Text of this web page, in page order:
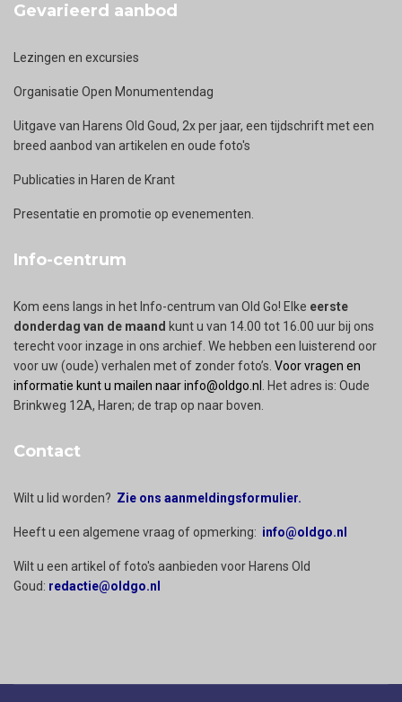
Gevarieerd aanbod
Lezingen en excursies
Organisatie Open Monumentendag
Uitgave van Harens Old Goud, 2x per jaar, een tijdschrift met een
breed aanbod van artikelen en oude foto's
Publicaties in Haren de Krant
Presentatie en promotie op evenementen.
Info-centrum
Kom eens langs in het Info-centrum van Old Go! Elke eerste
donderdag van de maand kunt u van 14.00 tot 16.00 uur bij ons
terecht voor inzage in ons archief. We hebben een luisterend oor
voor uw (oude) verhalen met of zonder foto’s. Voor vragen en
informatie kunt u mailen naar info@oldgo.nl . Het adres is: Oude
Brinkweg 12A, Haren; de trap op naar boven.
Contact
Wilt u lid worden? Zie ons aanmeldingsformulier.
Heeft u een algemene vraag of opmerking: info@oldgo.nl
Wilt u een artikel of foto's aanbieden voor Harens Old
Goud: redactie@oldgo.nl